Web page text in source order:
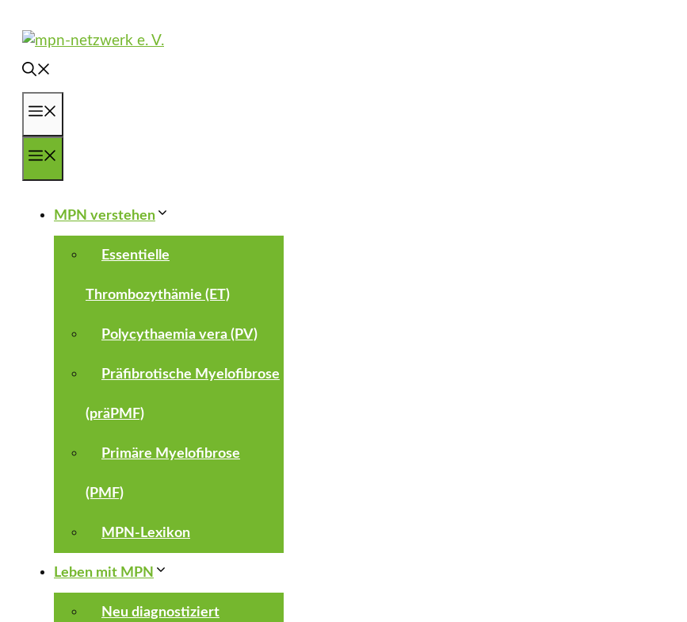
Inhalt
springen
MPN verstehen
Essentielle
Thrombozythämie (ET)
Polycythaemia vera (PV)
Präfibrotische Myelofibrose
(präPMF)
Primäre Myelofibrose
(PMF)
MPN-Lexikon
Leben mit MPN
Neu diagnostiziert